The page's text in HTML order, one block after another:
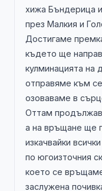
хижа Бъндерица
през Малкия и
Достигаме
където ще
кулминацията на
отправяме към
озоваваме в
Оттам
а на връщане ще
изкачвайки
по югоизточния
което се
заслужена